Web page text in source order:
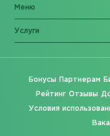
Меню
Услуги
Бонусы Партнерам
Рейтинг Отзывы
Условия